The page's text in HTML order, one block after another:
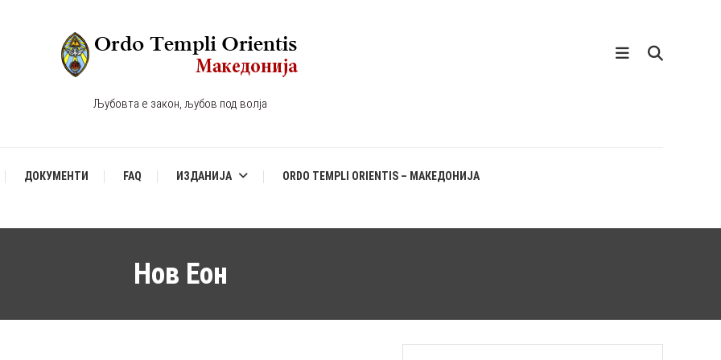
Љубовта е закон, љубов под волја
ДОКУМЕНТИ FAQ ИЗДАНИЈА ORDO TEMPLI ORIENTIS – МАКЕДОНИЈА
Нов Еон